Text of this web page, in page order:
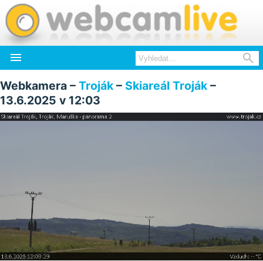
 
Webkamera – Troják – Skiareál Troják –
13.6.2025 v 12:03